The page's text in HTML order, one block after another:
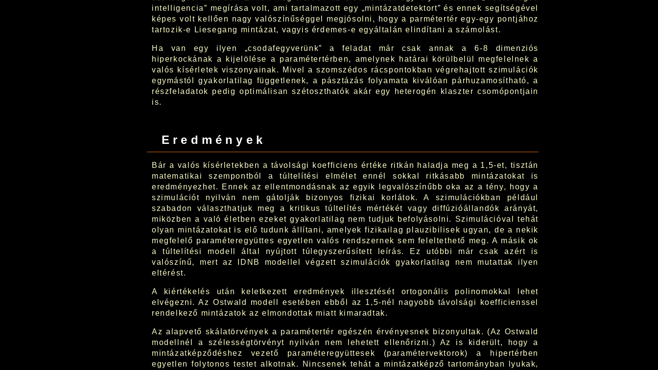
intelligencia” megírása volt, ami tartalmazott egy „mintázatdetektort” és ennek segítségével
képes volt kellően nagy valószínűséggel megjósolni, hogy a parmétertér egy-egy pontjához
tartozik-e Liesegang mintázat, vagyis érdemes-e egyáltalán elindítani a számolást.
Ha van egy ilyen „csodafegyverünk” a feladat már csak annak a 6-8 dimenziós
hiperkockának a kijelölése a paramétertérben, amelynek határai körülbelül megfelelnek a
valós kísérletek viszonyainak. Mivel a szomszédos rácspontokban végrehajtott szimulációk
egymástól gyakorlatilag függetlenek, a pásztázás folyamata kiválóan párhuzamosítható, a
részfeladatok pedig optimálisan szétoszthatók akár egy heterogén klaszter csomópontjain
is.
Eredmények
Bár a valós kísérletekben a távolsági koefficiens értéke ritkán haladja meg a 1,5-et, tisztán
matematikai szempontból a túltelítési elmélet ennél sokkal ritkásabb mintázatokat is
eredményezhet. Ennek az ellentmondásnak az egyik legvalószínűbb oka az a tény, hogy a
szimulációt nyilván nem gátolják bizonyos fizikai korlátok. A szimulációkban például
szabadon választhatjuk meg a kritikus túltelítés mértékét vagy diffúzióállandók arányát,
miközben a való életben ezeket gyakorlatilag nem tudjuk befolyásolni. Szimulációval tehát
olyan mintázatokat is elő tudunk állítani, amelyek fizikailag plauzibilisek ugyan, de a nekik
megfelelő paraméteregyüttes egyetlen valós rendszernek sem feleltethető meg. A másik ok
a túltelítési modell által nyújtott túlegyszerűsített leírás. Ez utóbbi már csak azért is
valószínű, mert az IDNB modellel végzett szimulációk gyakorlatilag nem mutattak ilyen
eltérést.
A kiértékelés után keletkezett eredmények illesztését ortogonális polinomokkal lehet
elvégezni. Az Ostwald modell esetében ebből az 1,5-nél nagyobb távolsági koefficienssel
rendelkező mintázatok az elmondottak miatt kimaradtak.
Az alapvető skálatörvények a paramétertér egészén érvényesnek bizonyultak. (Az Ostwald
modellnél a szélességtörvényt nyilván nem lehetett ellenőrizni.) Az is kiderült, hogy a
mintázatképződéshez vezető paraméteregyüttesek (paramétervektorok) a hipertérben
egyetlen folytonos testet alkotnak. Nincsenek tehát a mintázatképző tartományban lyukak,